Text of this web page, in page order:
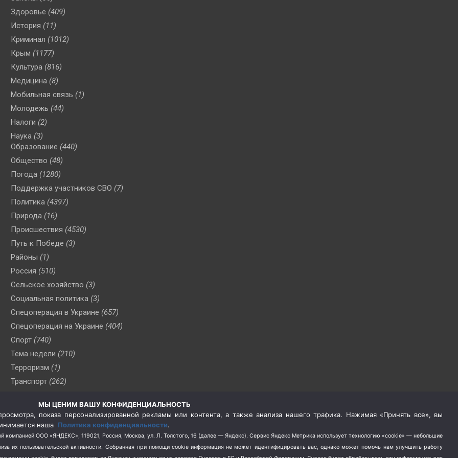
Здоровье (409)
История (11)
Криминал (1012)
Крым (1177)
Культура (816)
Медицина (8)
Мобильная связь (1)
Молодежь (44)
Налоги (2)
Наука (3)
Образование (440)
Общество (48)
Погода (1280)
Поддержка участников СВО (7)
Политика (4397)
Природа (16)
Происшествия (4530)
Путь к Победе (3)
Районы (1)
Россия (510)
Сельское хозяйство (3)
Социальная политика (3)
Спецоперация в Украине (657)
Спецоперация на Украине (404)
Спорт (740)
Тема недели (210)
Терроризм (1)
Транспорт (262)
(76)
Цены (2)
Школа и спорт (2)
Экология (8)
МЫ ЦЕНИМ ВАШУ КОНФИДЕНЦИАЛЬНОСТЬ
показа персонализированной рекламы или контента, а также анализа нашего трафика. Нажимая «Принять все», вы
наша Политика конфиденциальности.
компанией ООО «ЯНДЕКС», 119021, Россия, Москва, ул. Л. Толстого, 16 (далее — Яндекс). Сервис Яндекс Метрика использует технологию «cookie» — небольшие
их пользовательской активности. Собранная при помощи cookie информация не может идентифицировать вас, однако может помочь нам улучшить работу